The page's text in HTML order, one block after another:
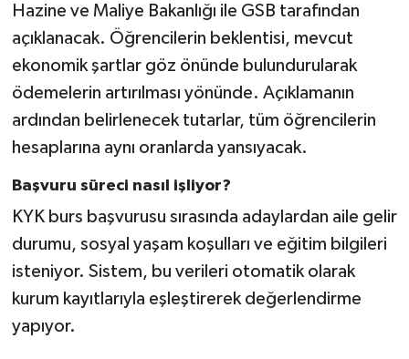
Hazine ve Maliye Bakanlığı ile GSB tarafından
açıklanacak. Öğrencilerin beklentisi, mevcut
ekonomik şartlar göz önünde bulundurularak
ödemelerin artırılması yönünde. Açıklamanın
ardından belirlenecek tutarlar, tüm öğrencilerin
hesaplarına aynı oranlarda yansıyacak.
Başvuru süreci nasıl işliyor?
KYK burs başvurusu sırasında adaylardan aile gelir
durumu, sosyal yaşam koşulları ve eğitim bilgileri
isteniyor. Sistem, bu verileri otomatik olarak
kurum kayıtlarıyla eşleştirerek değerlendirme
yapıyor.